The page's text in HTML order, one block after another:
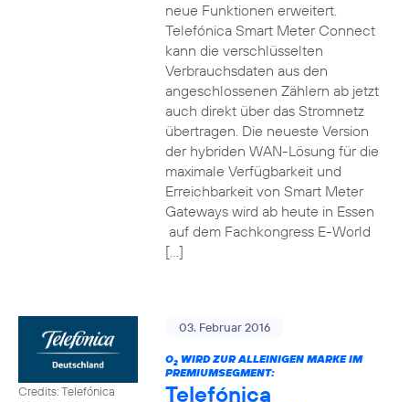
neue Funktionen erweitert.
Telefónica Smart Meter Connect
kann die verschlüsselten
Verbrauchsdaten aus den
angeschlossenen Zählern ab jetzt
auch direkt über das Stromnetz
übertragen. Die neueste Version
der hybriden WAN-Lösung für die
maximale Verfügbarkeit und
Erreichbarkeit von Smart Meter
Gateways wird ab heute in Essen
auf dem Fachkongress E-World
[…]
Credits: Telefónica
03. Februar 2016
O2WIRD ZUR ALLEINIGEN MARKE IM
PREMIUMSEGMENT:
Telefónica